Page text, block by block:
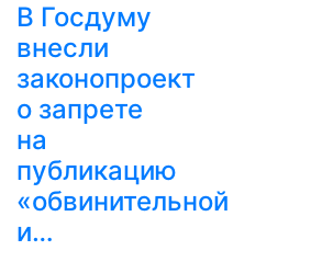
В Госдуму
внесли
законопроект
о запрете
на
публикацию
«обвинительной
и…